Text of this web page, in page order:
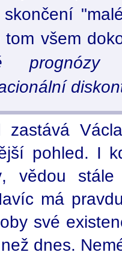
všem
zastává
pohled. I
vědou stále
má
své
dnes.